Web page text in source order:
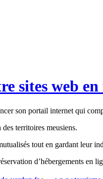
sites web en
son portail internet qui
territoires meusiens.
tout en gardant leur
d’hébergements en